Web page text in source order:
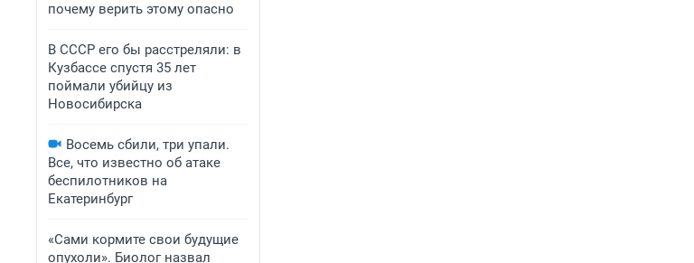
почему верить этому опасно
В СССР его бы расстреляли: в
Кузбассе спустя 35 лет
поймали убийцу из
Новосибирска
Восемь сбили, три упали.
Все, что известно об атаке
беспилотников на
Екатеринбург
«Сами кормите свои будущие
опухоли». Биолог назвал